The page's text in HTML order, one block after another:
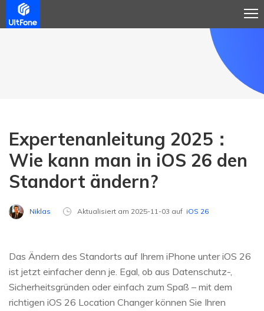
Expertenanleitung 2025：
Wie kann man in iOS 26 den
Standort ändern?
Niklas Aktualisiert am 2025-11-03 auf iOS 26
Das Ändern des Standorts auf Ihrem iPhone unter iOS 26
ist jetzt einfacher denn je. Egal, ob aus Datenschutz-,
Sicherheitsgründen oder einfach zum Spaß – mit dem
richtigen iOS 26 Location Changer können Sie Ihren